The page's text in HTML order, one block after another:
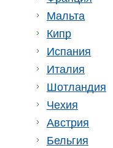
Мальта
Кипр
Испания
Италия
Шотландия
Чехия
Австрия
Бельгия